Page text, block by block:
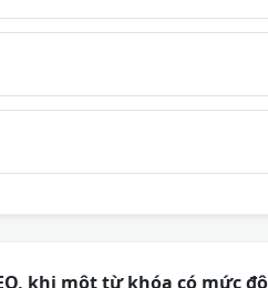
khi một từ khóa có mức